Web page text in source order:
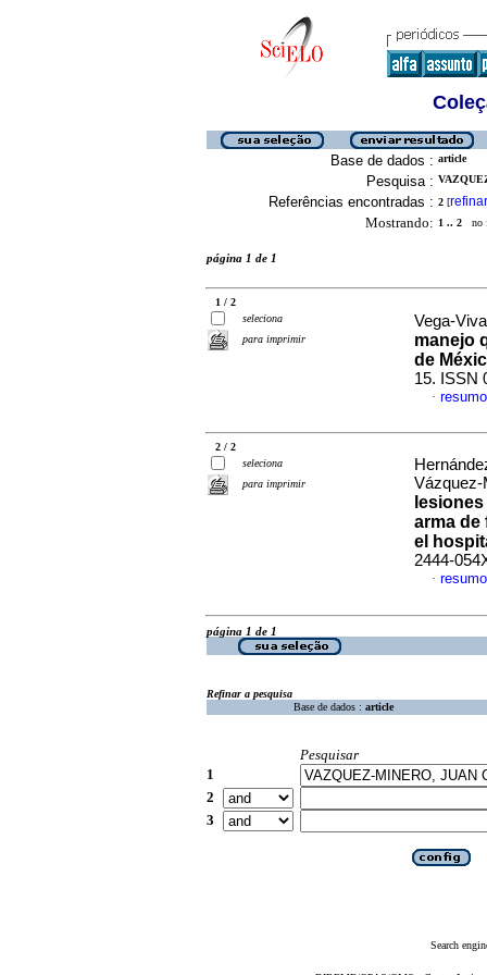
Base de dados : article
Pesquisa :
Referências encontradas : 2 [refinar
Mostrando: 1 .. 2 no
página 1 de 1
1 / 2
seleciona
para imprimir
Vega-
manejo
de
15. ISSN
·
2 / 2
seleciona
para imprimir
arma de
el
2444-
·
página 1 de 1
Refinar a pesquisa
Base de dados : article
Pesquisar
1
2
3
Search